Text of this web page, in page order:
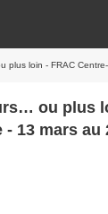
- FRAC Centre-Val de Loire - 13
ou plus
13 mars au